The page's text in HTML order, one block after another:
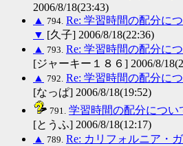
2006/8/18(23:43)
▲ 794. Re: 学習時間の配分に
▼ [久子] 2006/8/18(22:36)
▲ 793. Re: 学習時間の配分に
[ジャーキー１８６] 2006/8/
▲ 792. Re: 学習時間の配分に
[なっぱ] 2006/8/18(19:52)
791. 学習時間の配分につい
[とうふ] 2006/8/18(12:17)
▲ 789. Re: カリフォルニア・